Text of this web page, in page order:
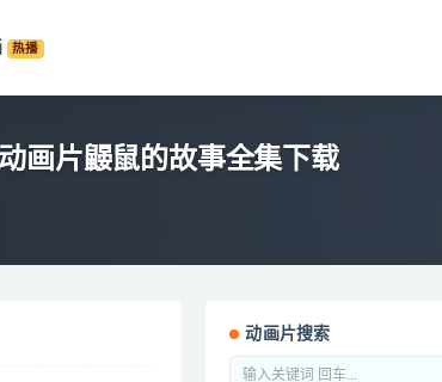
热播
画片鼹鼠的故事全集下载
动画片搜索